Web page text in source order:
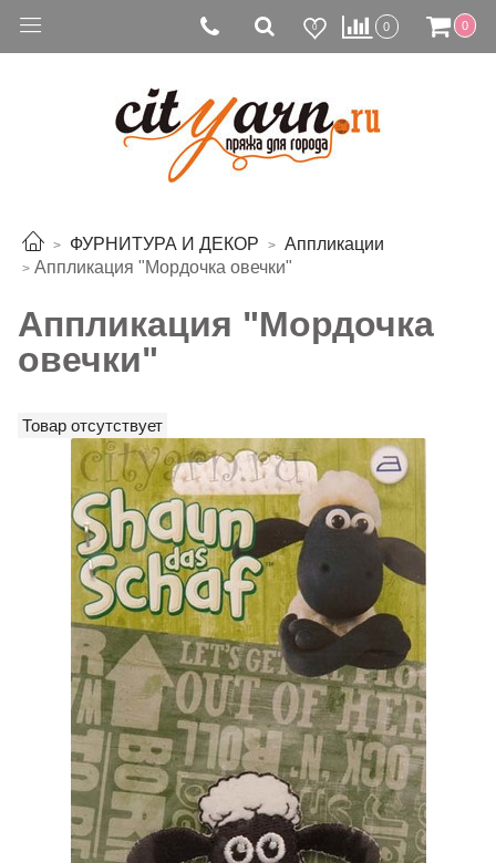
0 0 0
ФУРНИТУРА И ДЕКОР
Аппликации
Аппликация "Мордочка овечки"
Аппликация "Мордочка
овечки"
Товар отсутствует